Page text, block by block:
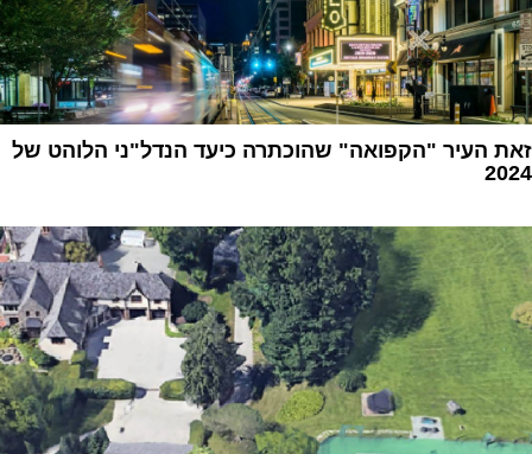
זאת העיר "הקפואה" שהוכתרה כיעד הנדל"ני הלוהט של
2024